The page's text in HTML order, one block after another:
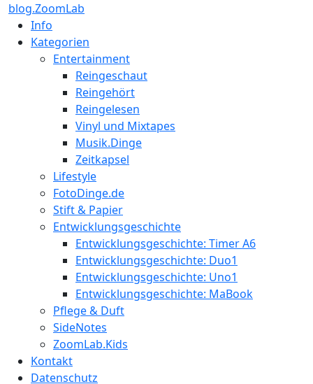
blog.ZoomLab
Info
Kategorien
Entertainment
Reingeschaut
Reingehört
Reingelesen
Vinyl und Mixtapes
Musik.Dinge
Zeitkapsel
Lifestyle
FotoDinge.de
Stift & Papier
Entwicklungsgeschichte
Entwicklungsgeschichte: Timer A6
Entwicklungsgeschichte: Duo1
Entwicklungsgeschichte: Uno1
Entwicklungsgeschichte: MaBook
Pflege & Duft
SideNotes
ZoomLab.Kids
Kontakt
Datenschutz